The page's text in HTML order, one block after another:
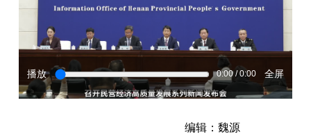
播放 0:00 / 0:00 全屏
编辑：魏源